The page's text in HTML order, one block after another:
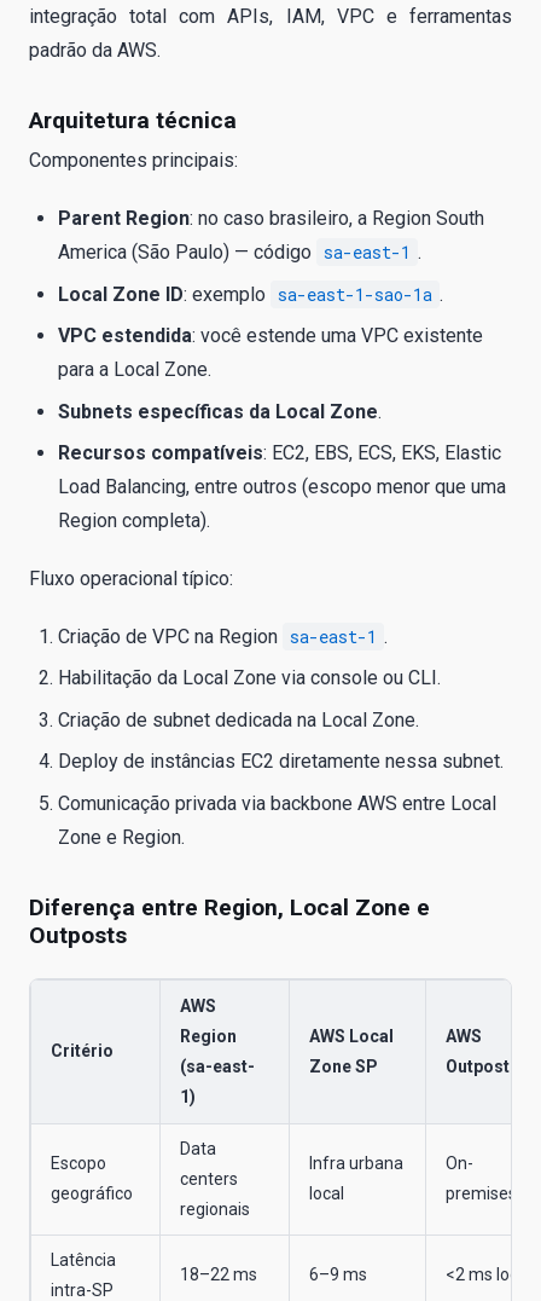
integração total com APIs, IAM, VPC e ferramentas
padrão da AWS.
Arquitetura técnica
Componentes principais:
Parent Region: no caso brasileiro, a Region South
America (São Paulo) — código sa-east-1 .
Local Zone ID: exemplo sa-east-1-sao-1a .
VPC estendida: você estende uma VPC existente
para a Local Zone.
Subnets específicas da Local Zone.
Recursos compatíveis: EC2, EBS, ECS, EKS, Elastic
Load Balancing, entre outros (escopo menor que uma
Region completa).
Fluxo operacional típico:
Criação de VPC na Region sa-east-1 .
Habilitação da Local Zone via console ou CLI.
Criação de subnet dedicada na Local Zone.
Deploy de instâncias EC2 diretamente nessa subnet.
Comunicação privada via backbone AWS entre Local
Zone e Region.
Diferença entre Region, Local Zone e
Outposts
Critério
AWS
Region
(sa-east-
1)
AWS Local
Zone SP
AWS
Outposts
Escopo
geográfico
Data
centers
regionais
Infra urbana
local
On-
premises
Latência
intra-SP
18–22 ms 6–9 ms <2 ms local